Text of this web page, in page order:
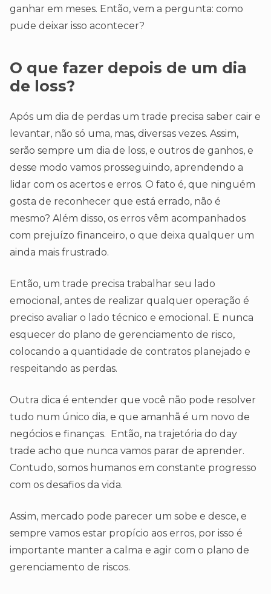
ganhar em meses. Então, vem a pergunta: como
pude deixar isso acontecer?
O que fazer depois de um dia
de loss?
Após um dia de perdas um trade precisa saber cair e
levantar, não só uma, mas, diversas vezes. Assim,
serão sempre um dia de loss, e outros de ganhos, e
desse modo vamos prosseguindo, aprendendo a
lidar com os acertos e erros. O fato é, que ninguém
gosta de reconhecer que está errado, não é
mesmo? Além disso, os erros vêm acompanhados
com prejuízo financeiro, o que deixa qualquer um
ainda mais frustrado.
Então, um trade precisa trabalhar seu lado
emocional, antes de realizar qualquer operação é
preciso avaliar o lado técnico e emocional. E nunca
esquecer do plano de gerenciamento de risco,
colocando a quantidade de contratos planejado e
respeitando as perdas.
Outra dica é entender que você não pode resolver
tudo num único dia, e que amanhã é um novo de
negócios e finanças. Então, na trajetória do day
trade acho que nunca vamos parar de aprender.
Contudo, somos humanos em constante progresso
com os desafios da vida.
Assim, mercado pode parecer um sobe e desce, e
sempre vamos estar propício aos erros, por isso é
importante manter a calma e agir com o plano de
gerenciamento de riscos.